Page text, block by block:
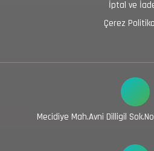
İptal ve
Çerez
Mecidiye Mah.Avni Dilligil